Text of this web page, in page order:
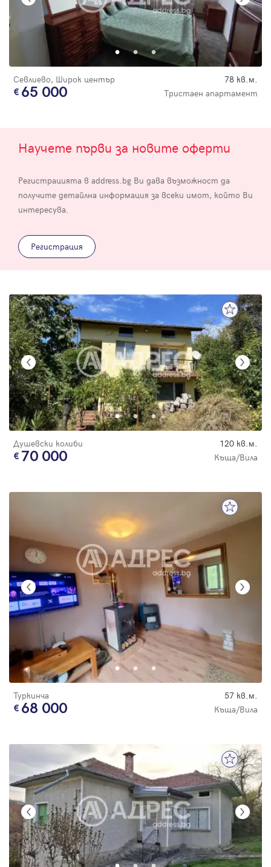
Севлиево, Широк център 78 кв.м.
65 000 Тристаен апартамент
Научете първи за новите оферти
Регистрацията в address.bg Ви дава възможност да
получите детайлна информация за всеки имот, който Ви
интересува.
Регистрация
Душевски колиби 120 кв.м.
70 000 Къща/Вила
Туркинча 57 кв.м.
68 000 Къща/Вила